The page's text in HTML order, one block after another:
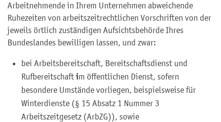
Arbeitnehmende in Ihrem Unternehmen abweichende
Ruhezeiten von arbeitszeitrechtlichen Vorschriften von der
jeweils örtlich zuständigen Aufsichtsbehörde Ihres
Bundeslandes bewilligen lassen, und zwar:
bei Arbeitsbereitschaft, Bereitschaftsdienst und
Rufbereitschaft im öffentlichen Dienst, sofern
besondere Umstände vorliegen, beispielsweise für
Winterdienste (§ 15 Absatz 1 Nummer 3
Arbeitszeitgesetz (ArbZG)), sowie